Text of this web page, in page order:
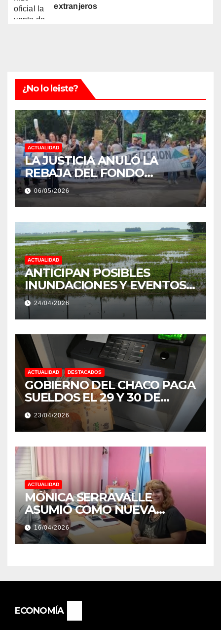
extranjeros
¿No lo leiste?
ACTUALIDAD
LA JUSTICIA ANULÓ LA
REBAJA DEL FONDO
ESTÍMULO A EMPLEADOS DE
PRODUCCIÓN DE LA
PROVINCIA DEL CHACO
06/05/2026
ACTUALIDAD
ANTICIPAN POSIBLES
INUNDACIONES Y EVENTOS
EXTREMOS: “PODRÍA SER UN
NIÑO MUY IMPORTANTE”
24/04/2026
ACTUALIDAD DESTACADOS
GOBIERNO DEL CHACO PAGA
SUELDOS EL 29 Y 30 DE
ABRIL, CON EL 2% DE
AUMENTO
23/04/2026
ACTUALIDAD
MÓNICA SERRAVALLE
ASUMIÓ COMO NUEVA
DIRECTORA DEL E.E.S. N° 82
«RENÉ FAVALORO» DE
BASAIL.
16/04/2026
ECONOMÍA